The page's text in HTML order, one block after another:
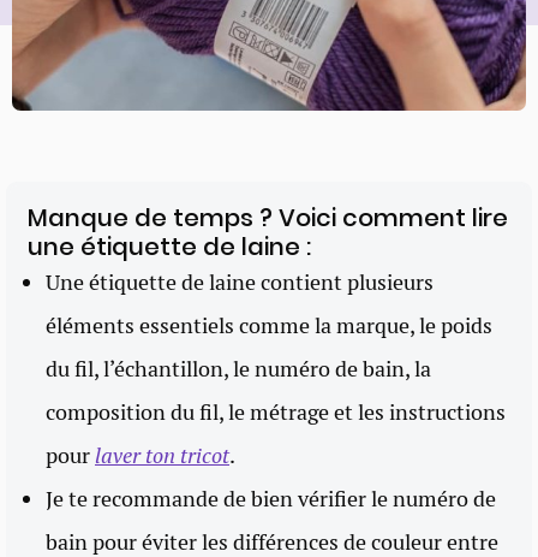
Manque de temps ? Voici comment lire
une étiquette de laine :
Une étiquette de laine contient plusieurs
éléments essentiels comme la marque, le poids
du fil, l’échantillon, le numéro de bain, la
composition du fil, le métrage et les instructions
pour laver ton tricot.
Je te recommande de bien vérifier le numéro de
bain pour éviter les différences de couleur entre